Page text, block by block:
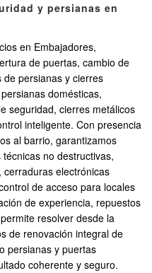
y persianas en
en Embajadores,
de puertas, cambio de
persianas y cierres
domésticas,
seguridad, cierres metálicos
inteligente. Con presencia
al barrio, garantizamos
no destructivas,
electrónicas
de acceso para locales
de experiencia, repuestos
resolver desde la
de renovación integral de
persianas y puertas
coherente y seguro.